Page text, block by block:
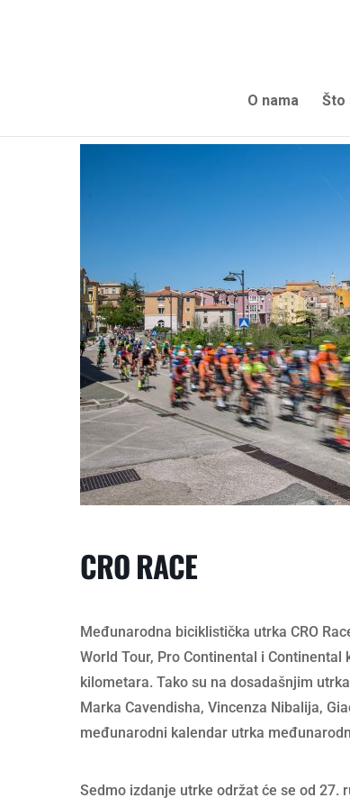
O nama Što
CRO RACE
Međunarodna biciklistička utrka CRO
World Tour, Pro Continental i
kilometara. Tako su na dosadašnjim
Marka Cavendisha, Vincenza Nibalija,
međunarodni kalendar utrka
Sedmo izdanje utrke održat će se od 27.